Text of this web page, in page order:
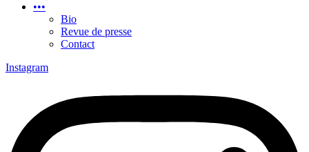
•••
Bio
Revue de presse
Contact
Instagram